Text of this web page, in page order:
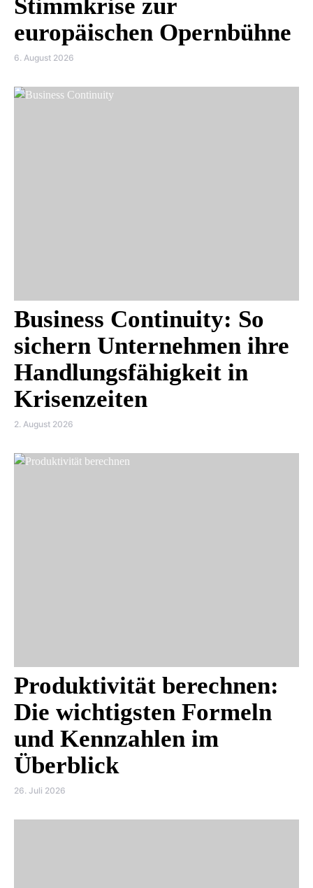
Stimmkrise zur
europäischen Opernbühne
6. August 2026
Business Continuity: So
sichern Unternehmen ihre
Handlungsfähigkeit in
Krisenzeiten
2. August 2026
Produktivität berechnen:
Die wichtigsten Formeln
und Kennzahlen im
Überblick
26. Juli 2026